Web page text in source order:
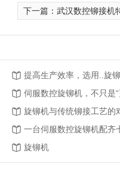
下一篇： 武汉数控铆接机
提高生产效率，选用..旋
伺服数控旋铆机，不只是“
旋铆机与传统铆接工艺的
旋铆机